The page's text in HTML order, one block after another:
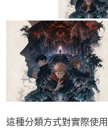
這種分類方式對實際使